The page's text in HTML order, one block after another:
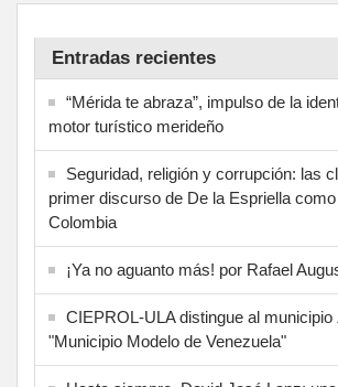
Entradas recientes
“Mérida te abraza”, impulso de la
motor turístico merideño
Seguridad, religión y corrupción: las
primer discurso de De la Espriella
Colombia
¡Ya no aguanto más! por Rafael
CIEPROL-ULA distingue al municipio
"Municipio Modelo de Venezuela"